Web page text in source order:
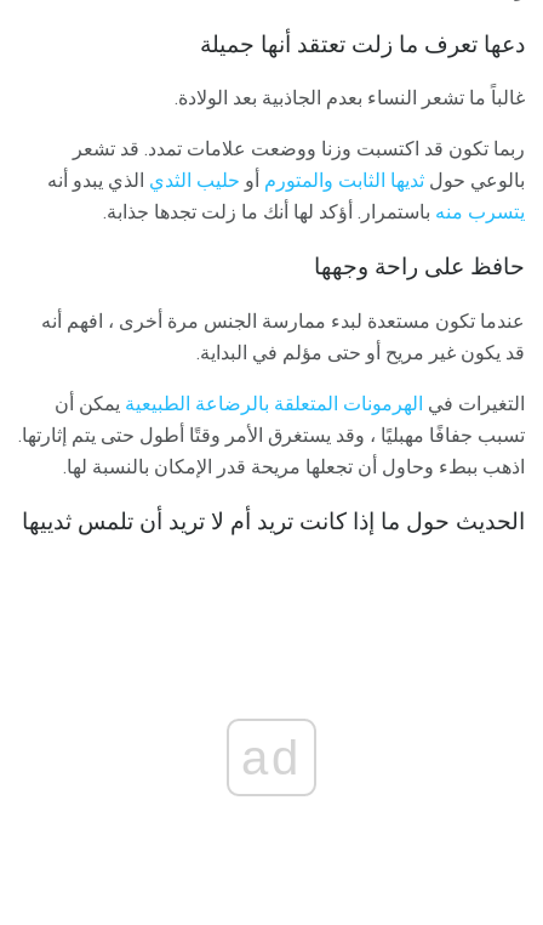
دعها تعرف ما زلت تعتقد أنها جميلة
غالباً ما تشعر النساء بعدم الجاذبية بعد الولادة.
ربما تكون قد اكتسبت وزنا ووضعت علامات تمدد. قد تشعر
بالوعي حول ثديها الثابت والمتورم أو حليب الثدي الذي يبدو أنه
يتسرب منه باستمرار. أؤكد لها أنك ما زلت تجدها جذابة.
حافظ على راحة وجهها
عندما تكون مستعدة لبدء ممارسة الجنس مرة أخرى ، افهم أنه
قد يكون غير مريح أو حتى مؤلم في البداية.
التغيرات في الهرمونات المتعلقة بالرضاعة الطبيعية يمكن أن
تسبب جفافًا مهبليًا ، وقد يستغرق الأمر وقتًا أطول حتى يتم إثارتها.
اذهب ببطء وحاول أن تجعلها مريحة قدر الإمكان بالنسبة لها.
الحديث حول ما إذا كانت تريد أم لا تريد أن تلمس ثدييها
ad